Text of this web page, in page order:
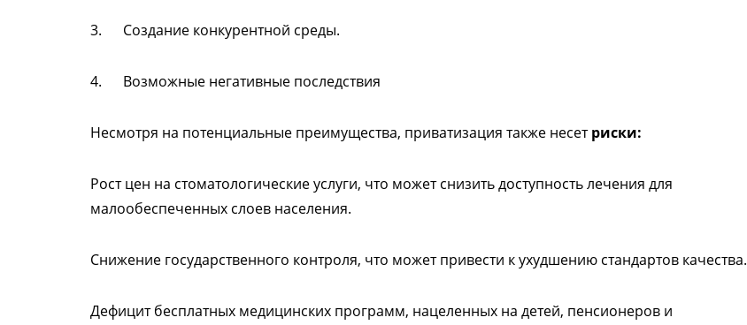
3. Создание конкурентной среды.
4. Возможные негативные последствия
Несмотря на потенциальные преимущества, приватизация также несетриски:
Рост цен на стоматологические услуги, что может снизить доступность лечения для
малообеспеченных слоев населения.
Снижение государственного контроля, что может привести к ухудшению стандартов качества.
Дефицит бесплатных медицинских программ, нацеленных на детей, пенсионеров и